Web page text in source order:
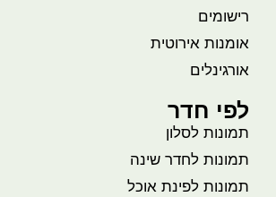
רישומים
אומנות אירוטית
אורגינלים
לפי חדר
תמונות לסלון
תמונות לחדר שינה
תמונות לפינת אוכל